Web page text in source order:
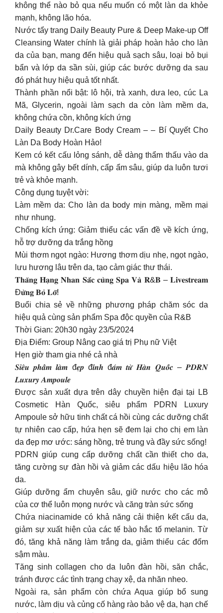
không thể nào bỏ qua nếu muốn có một làn da khỏe
mạnh, không lão hóa.
Nước tẩy trang Daily Beauty Pure & Deep Make-up Off
Cleansing Water chính là giải pháp hoàn hảo cho làn
da của bạn, mang đến hiệu quả sạch sâu, loại bỏ bụi
bẩn và lớp da sần sùi, giúp các bước dưỡng da sau
đó phát huy hiệu quả tốt nhất.
Thành phần nổi bật: lô hội, trà xanh, dưa leo, cúc La
Mã, Glycerin, ngoài làm sạch da còn làm mềm da,
không chứa cồn, không kích ứng
Daily Beauty Dr.Care Body Cream – – Bí Quyết Cho
Làn Da Body Hoàn Hảo!
Kem có kết cấu lỏng sánh, dễ dàng thẩm thấu vào da
mà không gây bết dính, cấp ẩm sâu, giúp da luôn tươi
trẻ và khỏe mạnh.
Công dụng tuyệt vời:
Làm mềm da: Cho làn da body mịn màng, mềm mại
như nhung.
Chống kích ứng: Giảm thiểu các vấn đề về kích ứng,
hỗ trợ dưỡng da trắng hồng
Mùi thơm ngọt ngào: Hương thơm dịu nhẹ, ngọt ngào,
lưu hương lâu trên da, tạo cảm giác thư thái.
𝐓𝐡𝐚̆𝐧𝐠 𝐇𝐚̣𝐧𝐠 𝐍𝐡𝐚𝐧 𝐒𝐚̆́𝐜 𝐜𝐮̀𝐧𝐠 𝐒𝐩𝐚 𝐕𝐚̀ 𝐑&𝐁 – 𝐋𝐢𝐯𝐞𝐬𝐭𝐫𝐞𝐚𝐦
Đ𝐮̛̀𝐧𝐠 𝐁𝐨̉ 𝐋𝐨̛̃!
Buổi chia sẻ về những phương pháp chăm sóc da
hiệu quả cùng sản phẩm Spa độc quyền của R&B
Thời Gian: 20h30 ngày 23/5/2024
Địa Điểm: Group Nâng cao giá trị Phụ nữ Việt
Hẹn giờ tham gia nhé cả nhà
𝑺𝒊𝒆̂𝒖 𝒑𝒉𝒂̂̉𝒎 𝒍𝒂̀𝒎 đ𝒆̣𝒑 đ𝒊̀𝒏𝒉 đ𝒂́𝒎 𝒕𝒖̛̀ 𝑯𝒂̀𝒏 𝑸𝒖𝒐̂́𝒄 – 𝑷𝑫𝑹𝑵
𝑳𝒖𝒙𝒖𝒓𝒚 𝑨𝒎𝒑𝒐𝒖𝒍𝒆
Được sản xuất dựa trên dây chuyền hiện đại tại LB
Cosmetic Hàn Quốc, siêu phẩm PDRN Luxury
Ampoule sở hữu tinh chất cá hồi cùng các dưỡng chất
tự nhiên cao cấp, hứa hẹn sẽ đem lại cho chị em làn
da đẹp mơ ước: sáng hồng, trẻ trung và đầy sức sống!
PDRN giúp cung cấp dưỡng chất cần thiết cho da,
tăng cường sự đàn hồi và giảm các dấu hiệu lão hóa
da.
Giúp dưỡng ẩm chuyên sâu, giữ nước cho các mô
của cơ thể luôn mọng nước và căng tràn sức sống
Chứa niacinamide có khả năng cải thiện kết cấu da,
giảm sự xuất hiện của các tế bào hắc tố melanin. Từ
đó, tăng khả năng làm trắng da, giảm thiểu các đốm
sậm màu.
Tăng sinh collagen cho da luôn đàn hồi, săn chắc,
tránh được các tình trạng chạy xệ, da nhăn nheo.
Ngoài ra, sản phẩm còn chứa Aqua giúp bổ sung
nước, làm dịu và củng cố hàng rào bảo vệ da, hạn chế